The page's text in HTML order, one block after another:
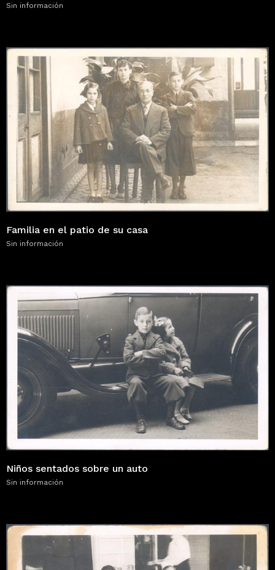
Sin información
Familia en el patio de su casa
Sin información
Niños sentados sobre un auto
Sin información